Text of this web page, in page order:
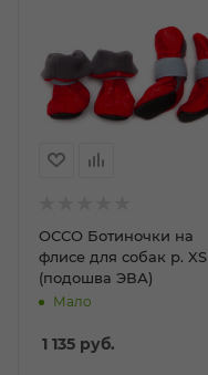
ОССО Ботиночки на
флисе для собак р. XS
(подошва ЭВА)
Мало
1 135 руб.